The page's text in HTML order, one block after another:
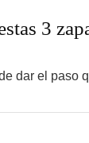
3
dar el paso